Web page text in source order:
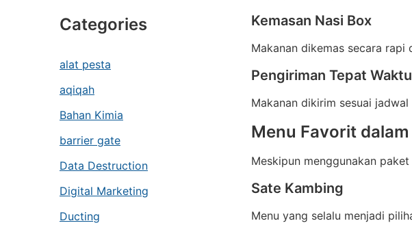
Categories
alat pesta
aqiqah
Bahan Kimia
barrier gate
Data Destruction
Digital Marketing
Ducting
Kemasan Nasi Box
Makanan dikemas secara rapi
Pengiriman Tepat Waktu
Makanan dikirim sesuai
Menu Favorit
Meskipun menggunakan
Sate Kambing
Menu yang selalu menjadi